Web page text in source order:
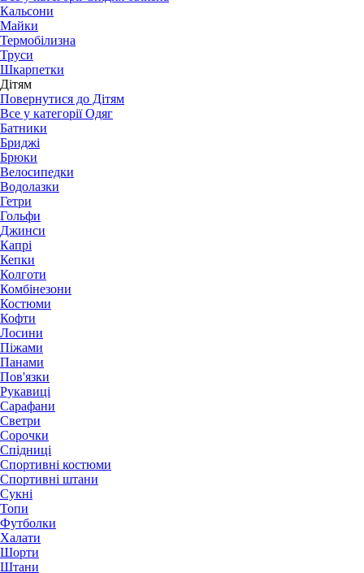
Кальсони
Майки
Термобілизна
Труси
Шкарпетки
Дітям
Повернутися до Дітям
Все у категорії Одяг
Батники
Бриджі
Брюки
Велосипедки
Водолазки
Гетри
Гольфи
Джинси
Капрі
Кепки
Колготи
Комбінезони
Костюми
Кофти
Лосини
Піжами
Панами
Пов'язки
Рукавиці
Сарафани
Светри
Сорочки
Спідниці
Спортивні костюми
Спортивні штани
Сукні
Топи
Футболки
Халати
Шорти
Штани